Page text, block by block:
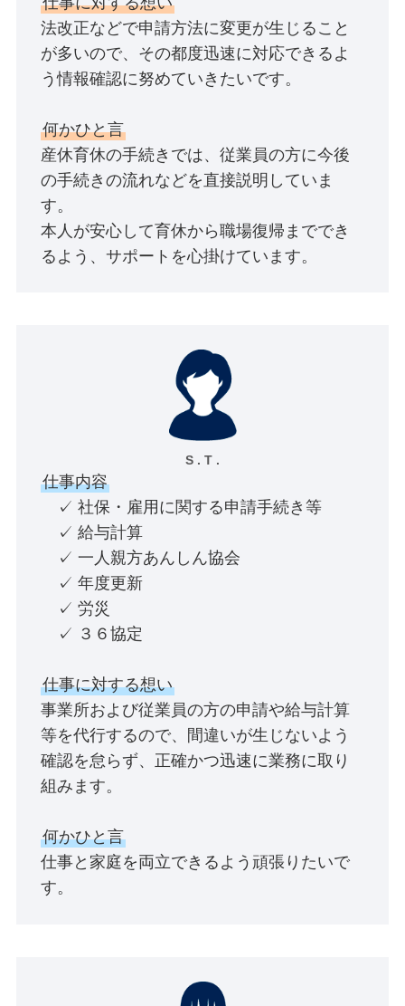
法改正などで申請方法に変更が生じること
が多いので、その都度迅速に対応できるよ
う情報確認に努めていきたいです。
何かひと言
産休育休の手続きでは、従業員の方に今後
の手続きの流れなどを直接説明していま
す。
本人が安心して育休から職場復帰まででき
るよう、サポートを心掛けています。
S . T .
仕事内容
✓ 社保・雇用に関する申請手続き等
✓ 給与計算
✓ 一人親方あんしん協会
✓ 年度更新
✓ 労災
✓ ３６協定
仕事に対する想い
事業所および従業員の方の申請や給与計算
等を代行するので、間違いが生じないよう
確認を怠らず、正確かつ迅速に業務に取り
組みます。
何かひと言
仕事と家庭を両立できるよう頑張りたいで
す。